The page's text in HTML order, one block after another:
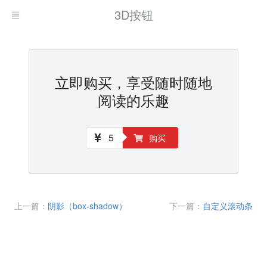
3D按钮
立即购买，享受随时随地
阅读的乐趣
5 购买
上一篇： 阴影（box-shadow） 下一篇： 自定义滚动条